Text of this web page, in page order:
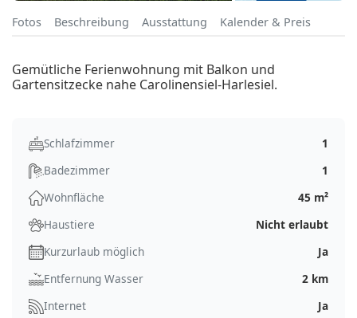
Fotos Beschreibung Ausstattung Kalender & Preis
Gemütliche Ferienwohnung mit Balkon und
Gartensitzecke nahe Carolinensiel-Harlesiel.
Schlafzimmer
1
Badezimmer
1
Wohnfläche
45 m²
Haustiere
Nicht erlaubt
Kurzurlaub möglich
Ja
Entfernung Wasser
2 km
Internet
Ja